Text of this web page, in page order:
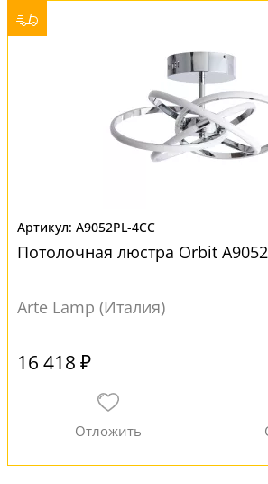
A9052PL-4CC
Потолочная люстра Orbit
Arte Lamp (Италия)
16 418 ₽